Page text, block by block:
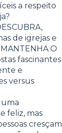
a respeito
de igrejas e
O
fascinantes
e
versus
feliz, mas
cresçam